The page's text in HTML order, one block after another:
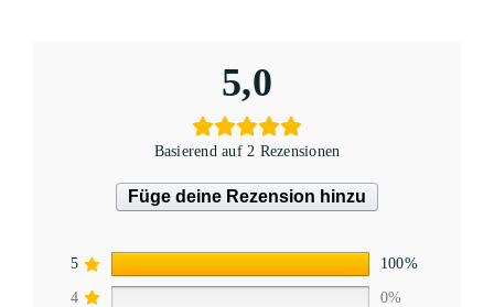
5,0
Basierend auf 2 Rezensionen
Füge deine Rezension hinzu
5 100%
4 0%